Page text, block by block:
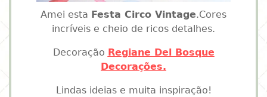
Amei esta Festa Circo Vintage.Cores
incríveis e cheio de ricos detalhes.
Decoração Regiane Del Bosque
Decorações.
Lindas ideias e muita inspiração!